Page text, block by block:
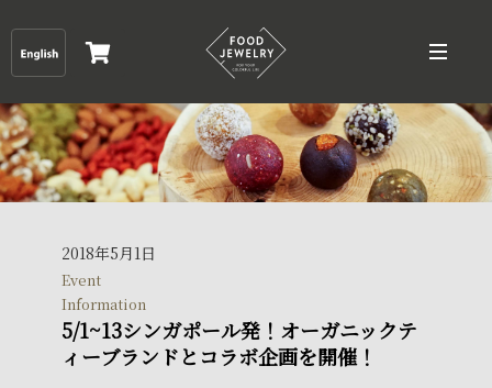
2018年5月1日
Event
Information
5/1~13シンガポール発！オーガニックテ
ィーブランドとコラボ企画を開催！